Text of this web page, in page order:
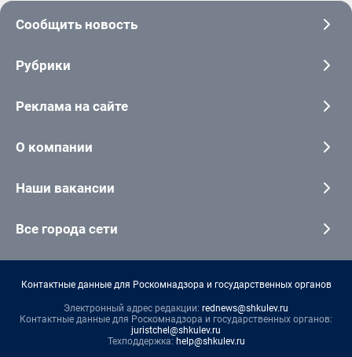
Сообщить новость
Рубрики
Реклама на сайте
О компании
Наши вакансии
Все города сети
Контактные данные для Роскомнадзора и государственных органов
Электронный адрес редакции: rednews@shkulev.ru
Контактные данные для Роскомнадзора и государственных органов:
juristchel@shkulev.ru
Техподдержка: help@shkulev.ru